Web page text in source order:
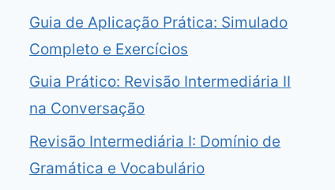
Guia de Aplicação Prática: Simulado
Completo e Exercícios
Guia Prático: Revisão Intermediária II
na Conversação
Revisão Intermediária I: Domínio de
Gramática e Vocabulário